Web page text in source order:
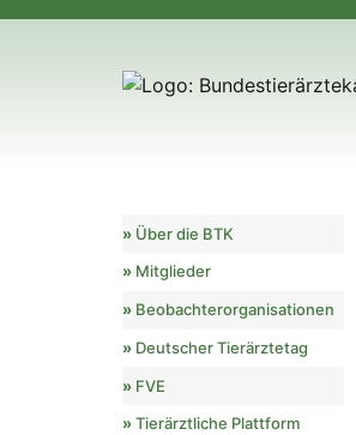
Über die BTK
Mitglieder
Beobachterorganisationen
Deutscher Tierärztetag
FVE
Tierärztliche Plattform